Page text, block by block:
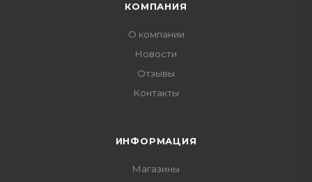
КОМПАНИЯ
О компании
Новости
Отзывы
Контакты
ИНФОРМАЦИЯ
Магазины